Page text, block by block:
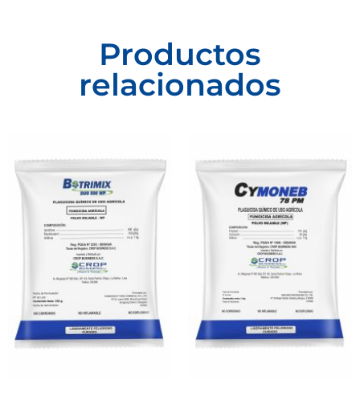
Productos
relacionados